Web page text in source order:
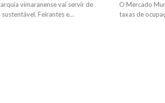
vimaranense vai servir de
Feirantes e…
O Mercado
taxas de